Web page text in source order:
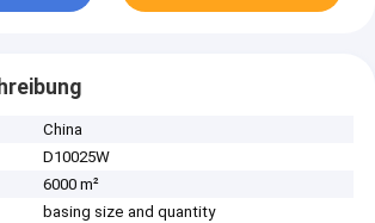
China
D10025W
6000 m²
basing size and quantity